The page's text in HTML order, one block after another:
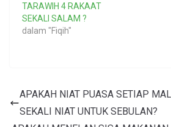
TARAWIH 4 RAKAAT
SEKALI SALAM ?
dalam "Fiqih"
APAKAH NIAT PUASA SETIAP
SEKALI NIAT UNTUK SEBULAN?